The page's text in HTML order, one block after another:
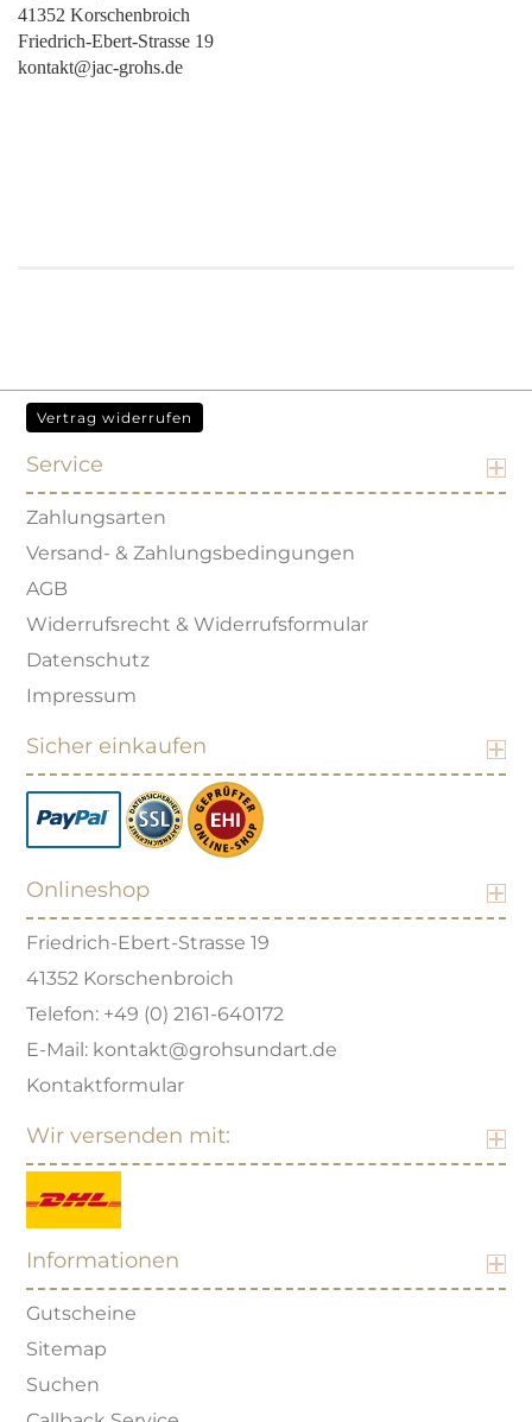
41352 Korschenbroich
Friedrich-Ebert-Strasse 19
kontakt@jac-grohs.de
Vertrag widerrufen
Service
Zahlungsarten
Versand- & Zahlungsbedingungen
AGB
Widerrufsrecht & Widerrufsformular
Datenschutz
Impressum
Sicher einkaufen
Onlineshop
Friedrich-Ebert-Strasse 19
41352 Korschenbroich
Telefon: +49 (0) 2161-640172
E-Mail: kontakt@grohsundart.de
Kontaktformular
Wir versenden mit:
Informationen
Gutscheine
Sitemap
Suchen